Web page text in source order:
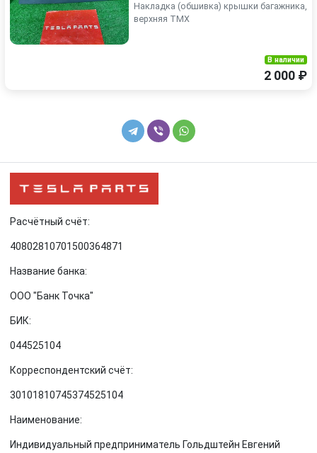
Накладка (обшивка) крышки багажника,
верхняя TMХ
В наличии
2 000 ₽
Расчётный счёт:
40802810701500364871
Название банка:
ООО "Банк Точка"
БИК:
044525104
Корреспондентский счёт:
30101810745374525104
Наименование:
Индивидуальный предприниматель Гольдштейн Евгений